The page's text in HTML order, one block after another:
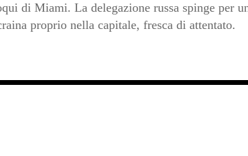
di Miami. La delegazione russa spinge per
proprio nella capitale, fresca di attentato.